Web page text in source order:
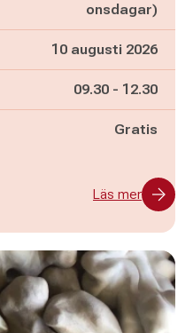
onsdagar)
10 augusti 2026
Pågår mellan
09.30 - och
12.30
Gratis
Läs mer